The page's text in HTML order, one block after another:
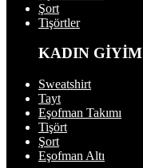
Şort
Tişörtler
KADIN GİYİM
Sweatshirt
Tayt
Eşofman Takımı
Tişört
Şort
Eşofman Altı